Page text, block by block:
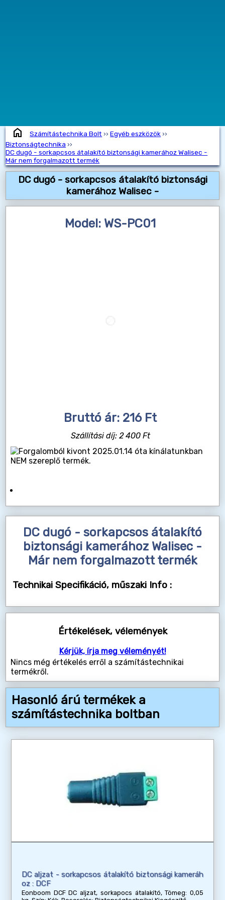
home Számítástechnika Bolt ››Egyéb eszközök››
Biztonságtechnika ››
DC dugó - sorkapcsos átalakító biztonsági kamerához Walisec -
Már nem forgalmazott termék
DC dugó - sorkapcsos átalakító biztonsági
kamerához Walisec -
Model: WS-PC01
Bruttó ár: 216 Ft
Szállítási díj: 2 400 Ft
2025.01.14 óta kínálatunkban
NEM szereplő termék.
DC dugó - sorkapcsos átalakító
biztonsági kamerához Walisec -
Már nem forgalmazott termék
Technikai Specifikáció, műszaki Info :
Értékelések, vélemények
Kérjük, írja meg véleményét!
Nincs még értékelés erről a számítástechnikai
termékről.
Hasonló árú termékek a
számítástechnika boltban
DC aljzat - sorkapcsos átalakító biztonsági kameráh
oz : DCF
Eonboom DCF DC aljzat, sorkapocs átalakító, Tömeg: 0,05